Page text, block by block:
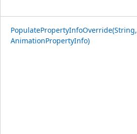
PopulatePropertyInfoOverride(String,
AnimationPropertyInfo)